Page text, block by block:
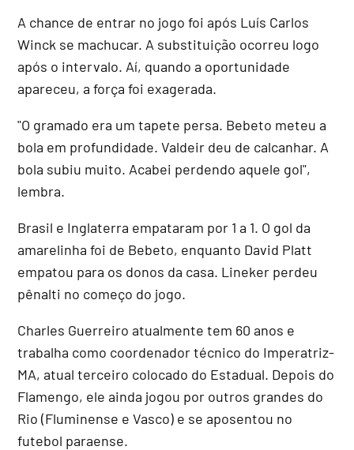
A chance de entrar no jogo foi após Luís Carlos
Winck se machucar. A substituição ocorreu logo
após o intervalo. Aí, quando a oportunidade
apareceu, a força foi exagerada.
"O gramado era um tapete persa. Bebeto meteu a
bola em profundidade. Valdeir deu de calcanhar. A
bola subiu muito. Acabei perdendo aquele gol",
lembra.
Brasil e Inglaterra empataram por 1 a 1. O gol da
amarelinha foi de Bebeto, enquanto David Platt
empatou para os donos da casa. Lineker perdeu
pênalti no começo do jogo.
Charles Guerreiro atualmente tem 60 anos e
trabalha como coordenador técnico do Imperatriz-
MA, atual terceiro colocado do Estadual. Depois do
Flamengo, ele ainda jogou por outros grandes do
Rio (Fluminense e Vasco) e se aposentou no
futebol paraense.